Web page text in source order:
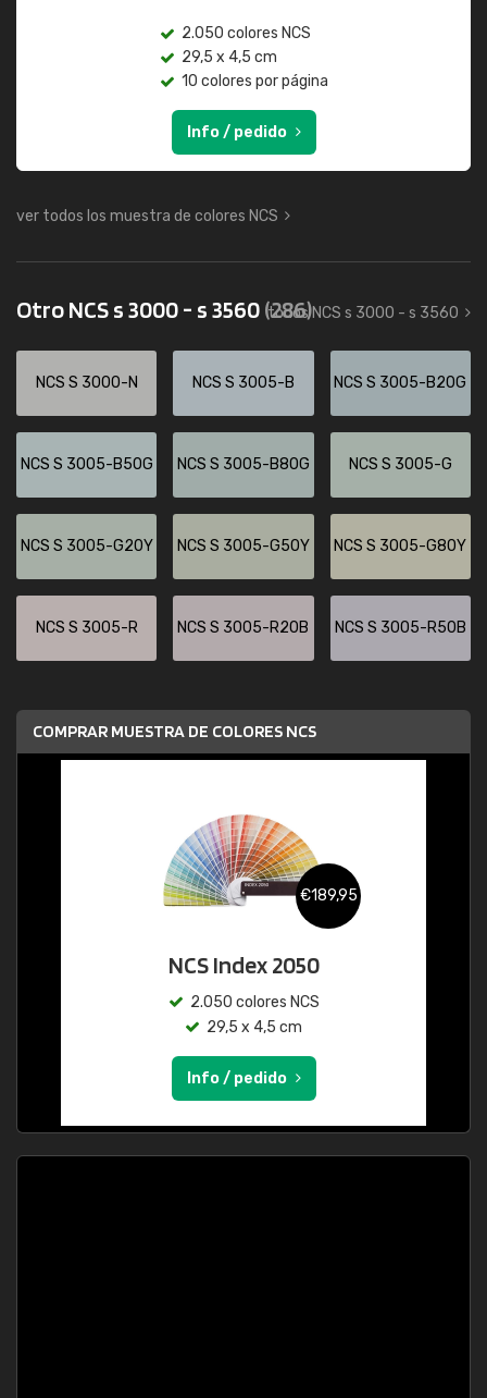
2.050 colores NCS
29,5 x 4,5 cm
10 colores por página
Info / pedido
ver todos los muestra de colores NCS
Otro NCS s 3000 - s 3560(286)
todos NCS s 3000 - s 3560
NCS S 3000-N NCS S 3005-B NCS S 3005-B20G
NCS S 3005-B50G NCS S 3005-B80G NCS S 3005-G
NCS S 3005-G20Y NCS S 3005-G50Y NCS S 3005-G80Y
NCS S 3005-R NCS S 3005-R20B NCS S 3005-R50B
COMPRAR MUESTRA DE COLORES NCS
€189,95
NCS Index 2050
2.050 colores NCS
29,5 x 4,5 cm
Info / pedido